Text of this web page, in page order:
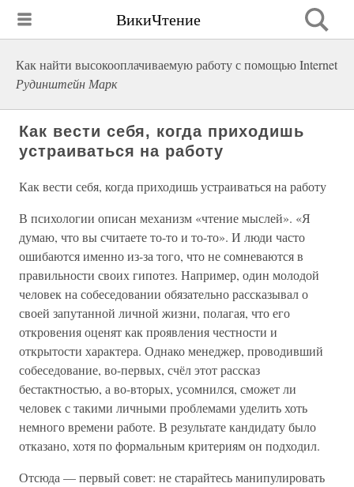
ВикиЧтение
Как найти высокооплачиваемую работу с помощью Internet
Рудинштейн Марк
Как вести себя, когда приходишь
устраиваться на работу
Как вести себя, когда приходишь устраиваться на работу
В психологии описан механизм «чтение мыслей». «Я
думаю, что вы считаете то-то и то-то». И люди часто
ошибаются именно из-за того, что не сомневаются в
правильности своих гипотез. Например, один молодой
человек на собеседовании обязательно рассказывал о
своей запутанной личной жизни, полагая, что его
откровения оценят как проявления честности и
открытости характера. Однако менеджер, проводивший
собеседование, во-первых, счёл этот рассказ
бестактностью, а во-вторых, усомнился, сможет ли
человек с такими личными проблемами уделить хоть
немного времени работе. В результате кандидату было
отказано, хотя по формальным критериям он подходил.
Отсюда — первый совет: не старайтесь манипулировать